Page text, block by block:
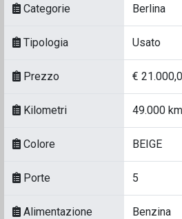
Categorie Berlina
Tipologia Usato
Prezzo €
Kilometri 49.000 km
Colore BEIGE
Porte 5
Alimentazione Benzina